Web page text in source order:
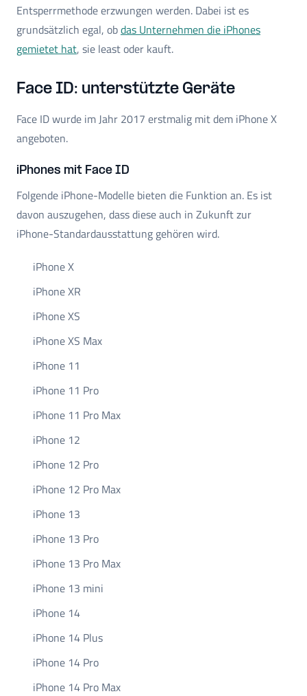
Entsperrmethode erzwungen werden. Dabei ist es
grundsätzlich egal, obdas Unternehmen die iPhones
gemietet hat, sie least oder kauft.
Face ID: unterstützte Geräte
Face ID wurde im Jahr 2017 erstmalig mit dem iPhone X
angeboten.
iPhones mit Face ID
Folgende iPhone-Modelle bieten die Funktion an. Es ist
davon auszugehen, dass diese auch in Zukunft zur
iPhone-Standardausstattung gehören wird.
iPhone X
iPhone XR
iPhone XS
iPhone XS Max
iPhone 11
iPhone 11 Pro
iPhone 11 Pro Max
iPhone 12
iPhone 12 Pro
iPhone 12 Pro Max
iPhone 13
iPhone 13 Pro
iPhone 13 Pro Max
iPhone 13 mini
iPhone 14
iPhone 14 Plus
iPhone 14 Pro
iPhone 14 Pro Max